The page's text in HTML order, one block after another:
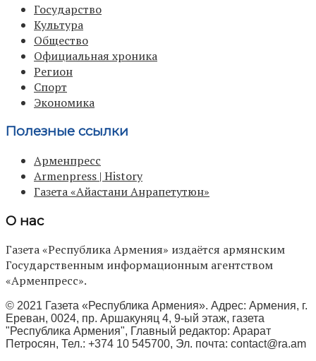
Государство
Культура
Общество
Официальная хроника
Регион
Спорт
Экономика
Полезные ссылки
Арменпресс
Armenpress | History
Газета «Айастани Анрапетутюн»
О нас
Газета «Республика Армения» издаётся армянским
Государственным информационным агентством
«Арменпресс».
© 2021 Газета «Республика Армения». Адрес: Армения, г.
Ереван, 0024, пр. Аршакуняц 4, 9-ый этаж, газета
"Республика Армения", Главный редактор: Арарат
Петросян, Тел.: +374 10 545700, Эл. почта: contact@ra.am